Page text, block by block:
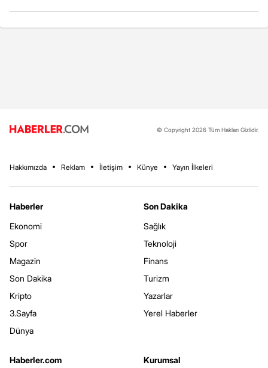
© Copyright 2026 Tüm Hakları Gizlidir.
Hakkımızda Reklam İletişim Künye Yayın İlkeleri
Haberler
Ekonomi
Spor
Magazin
Son Dakika
Kripto
3.Sayfa
Dünya
Son Dakika
Sağlık
Teknoloji
Finans
Turizm
Yazarlar
Yerel Haberler
Haberler.com
Kurumsal